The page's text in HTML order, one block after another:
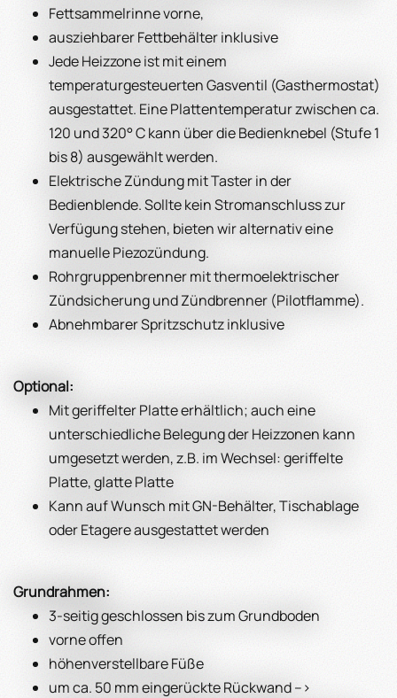
Fettsammelrinne vorne,
ausziehbarer Fettbehälter inklusive
Jede Heizzone ist mit einem
temperaturgesteuerten Gasventil (Gasthermostat)
ausgestattet. Eine Plattentemperatur zwischen ca.
120 und 320° C kann über die Bedienknebel (Stufe 1
bis 8) ausgewählt werden.
Elektrische Zündung mit Taster in der
Bedienblende. Sollte kein Stromanschluss zur
Verfügung stehen, bieten wir alternativ eine
manuelle Piezozündung.
Rohrgruppenbrenner mit thermoelektrischer
Zündsicherung und Zündbrenner (Pilotflamme).
Abnehmbarer Spritzschutz inklusive
Optional:
Mit geriffelter Platte erhältlich; auch eine
unterschiedliche Belegung der Heizzonen kann
umgesetzt werden, z.B. im Wechsel: geriffelte
Platte, glatte Platte
Kann auf Wunsch mit GN-Behälter, Tischablage
oder Etagere ausgestattet werden
Grundrahmen:
3-seitig geschlossen bis zum Grundboden
vorne offen
höhenverstellbare Füße
um ca. 50 mm eingerückte Rückwand -->